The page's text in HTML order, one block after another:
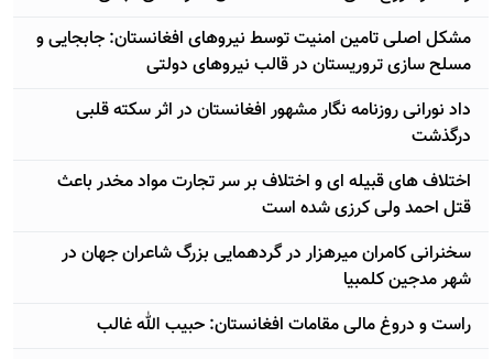
مشکل اصلی تامین امنیت توسط نیروهای افغانستان: جابجایی و
مسلح سازی تروریستان در قالب نیروهای دولتی
داد نورانی روزنامه نگار مشهور افغانستان در اثر سکته قلبی
درگذشت
اختلاف های قبیله ای و اختلاف بر سر تجارت مواد مخدر باعث
قتل احمد ولی کرزی شده است
سخنرانی کامران میرهزار در گردهمایی بزرگ شاعران جهان در
شهر مدجین کلمبیا
راست و دروغ مالی مقامات افغانستان: حبیب الله غالب